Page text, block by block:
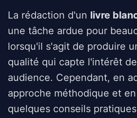
La rédaction d'un livre
une tâche ardue pour
lorsqu'il s'agit de produire
qualité qui capte l'intérêt
audience. Cependant, en
approche méthodique et
quelques conseils